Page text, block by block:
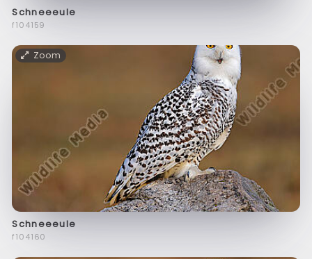
Schneeeule
f104159
Zoom
Schneeeule
f104160